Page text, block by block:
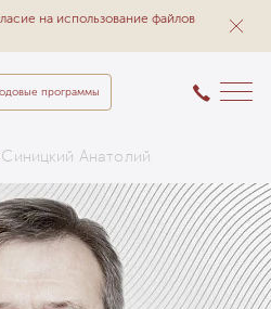
на использование файлов
программы
Синицкий Анатолий